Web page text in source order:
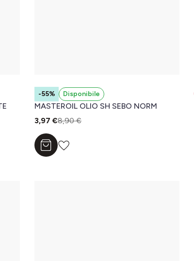
-55% Disponibile
MASTEROIL OLIO SH SEBO NORM
3,97 €8,90 €
Aggiungi al carrello